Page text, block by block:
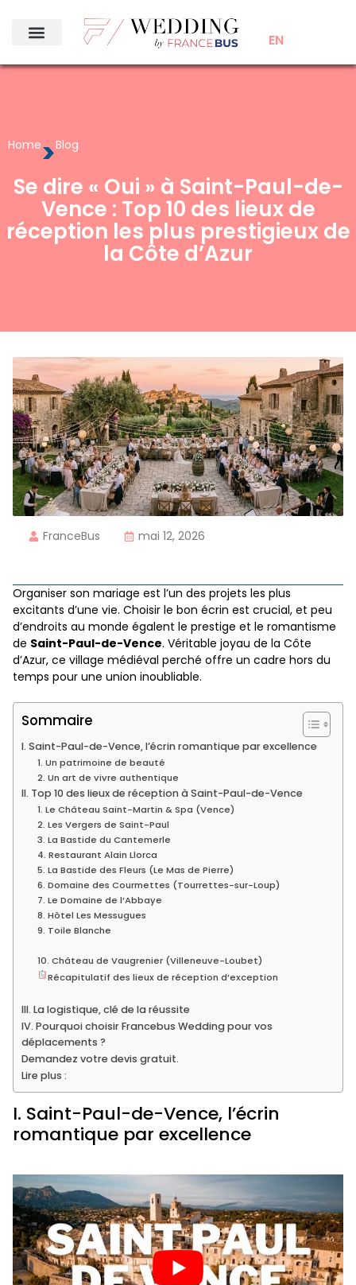
EN
Home>Blog
Se dire « Oui » à Saint-Paul-de-
Vence : Top 10 des lieux de
réception les plus prestigieux de
la Côte d’Azur
FranceBus mai 12, 2026
Organiser son mariage est l’un des projets les plus
excitants d’une vie. Choisir le bon écrin est crucial, et peu
d’endroits au monde égalent le prestige et le romantisme
de Saint-Paul-de-Vence. Véritable joyau de la Côte
d’Azur, ce village médiéval perché offre un cadre hors du
temps pour une union inoubliable.
Sommaire
I. Saint-Paul-de-Vence, l’écrin romantique par excellence
1. Un patrimoine de beauté
2. Un art de vivre authentique
II. Top 10 des lieux de réception à Saint-Paul-de-Vence
1. Le Château Saint-Martin & Spa (Vence)
2. Les Vergers de Saint-Paul
3. La Bastide du Cantemerle
4. Restaurant Alain Llorca
5. La Bastide des Fleurs (Le Mas de Pierre)
6. Domaine des Courmettes (Tourrettes-sur-Loup)
7. Le Domaine de l’Abbaye
8. Hôtel Les Messugues
9. Toile Blanche
10. Château de Vaugrenier (Villeneuve-Loubet)
Récapitulatif des lieux de réception d’exception
III. La logistique, clé de la réussite
IV. Pourquoi choisir Francebus Wedding pour vos
déplacements ?
Demandez votre devis gratuit.
Lire plus :
I. Saint-Paul-de-Vence, l’écrin
romantique par excellence